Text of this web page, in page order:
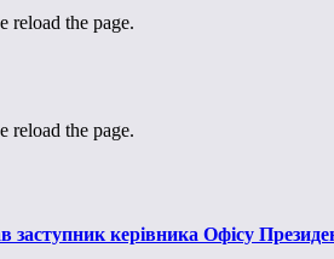
reload the page.
reload the page.
заступник керівника Офісу